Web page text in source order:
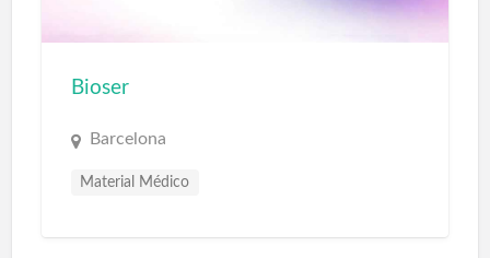
Bioser
Barcelona
Material Médico